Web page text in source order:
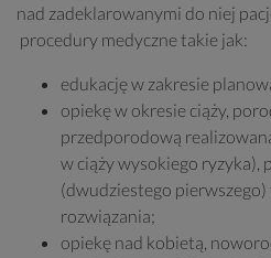
nad zadeklarowanymi do niej
procedury medyczne takie jak:
edukację w zakresie
opiekę w okresie ciąży,
przedporodową
w ciąży wysokiego ryzyka),
(dwudziestego
rozwiązania;
opiekę nad kobietą,